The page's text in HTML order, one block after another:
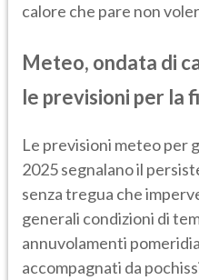
calore che pare non
Meteo, ondata di
le previsioni per la
Le previsioni meteo per
2025 segnalano il
senza tregua che
generali condizioni di
annuvolamenti
accompagnati da